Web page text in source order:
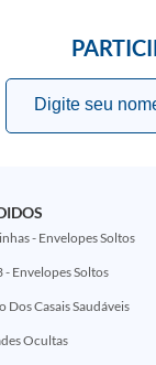
- Envelopes Soltos
Envelopes Soltos
Dos Casais Saudáveis
Ocultas